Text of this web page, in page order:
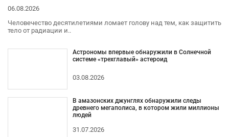
06.08.2026
Человечество десятилетиями ломает голову над тем, как защитить
тело от радиации и..
Астрономы впервые обнаружили в Солнечной
системе «трехглавый» астероид
03.08.2026
В амазонских джунглях обнаружили следы
древнего мегаполиса, в котором жили миллионы
людей
31.07.2026